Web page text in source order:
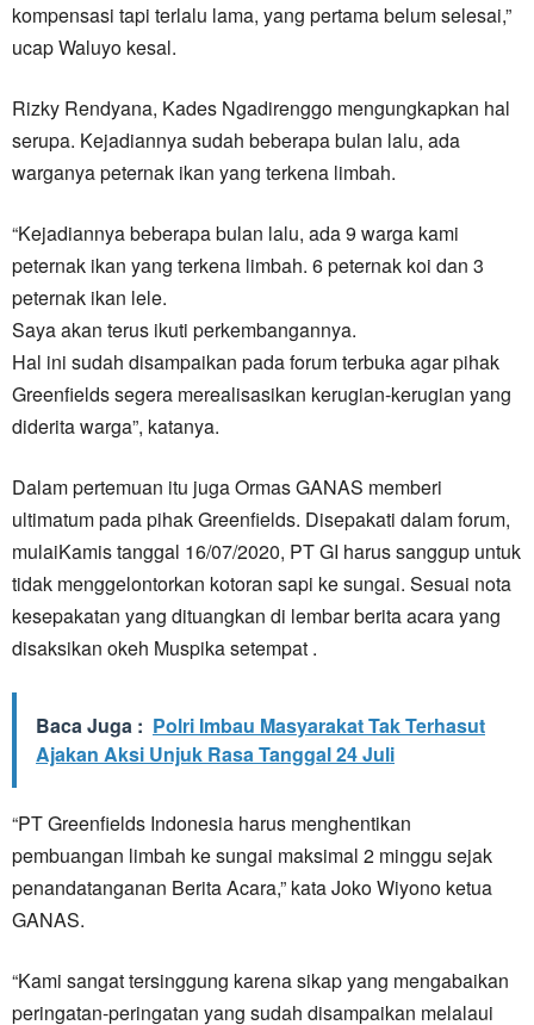
kompensasi tapi terlalu lama, yang pertama belum selesai,”
ucap Waluyo kesal.
Rizky Rendyana, Kades Ngadirenggo mengungkapkan hal
serupa. Kejadiannya sudah beberapa bulan lalu, ada
warganya peternak ikan yang terkena limbah.
“Kejadiannya beberapa bulan lalu, ada 9 warga kami
peternak ikan yang terkena limbah. 6 peternak koi dan 3
peternak ikan lele.
Saya akan terus ikuti perkembangannya.
Hal ini sudah disampaikan pada forum terbuka agar pihak
Greenfields segera merealisasikan kerugian-kerugian yang
diderita warga”, katanya.
Dalam pertemuan itu juga Ormas GANAS memberi
ultimatum pada pihak Greenfields. Disepakati dalam forum,
mulaiKamis tanggal 16/07/2020, PT GI harus sanggup untuk
tidak menggelontorkan kotoran sapi ke sungai. Sesuai nota
kesepakatan yang dituangkan di lembar berita acara yang
disaksikan okeh Muspika setempat .
Baca Juga : Polri Imbau Masyarakat Tak Terhasut
Ajakan Aksi Unjuk Rasa Tanggal 24 Juli
“PT Greenfields Indonesia harus menghentikan
pembuangan limbah ke sungai maksimal 2 minggu sejak
penandatanganan Berita Acara,” kata Joko Wiyono ketua
GANAS.
“Kami sangat tersinggung karena sikap yang mengabaikan
peringatan-peringatan yang sudah disampaikan melalaui